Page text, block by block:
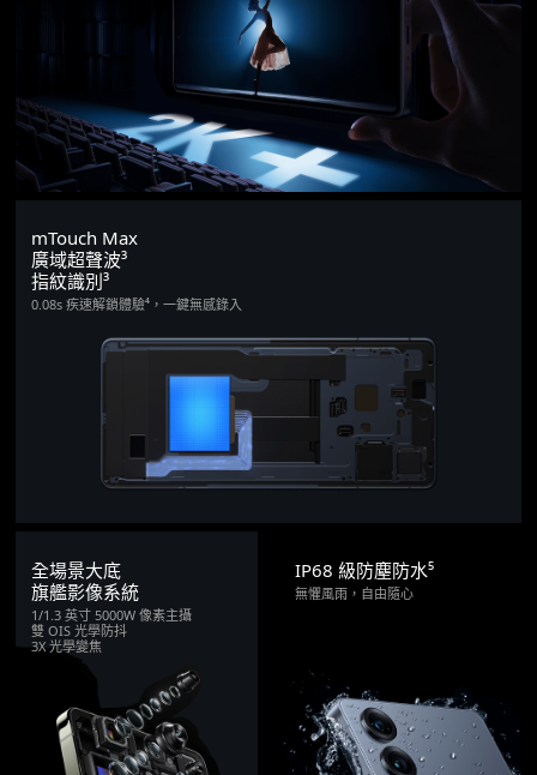
mTouch Max
廣域超聲波³
指紋識別³
0.08s 疾速解鎖體驗⁴，一鍵無感錄入
全場景大底
旗艦影像系統
1/1.3 英寸 5000W 像素主攝
雙 OIS 光學防抖
3X 光學變焦
IP68 級防塵防水⁵
無懼風雨，自由隨心